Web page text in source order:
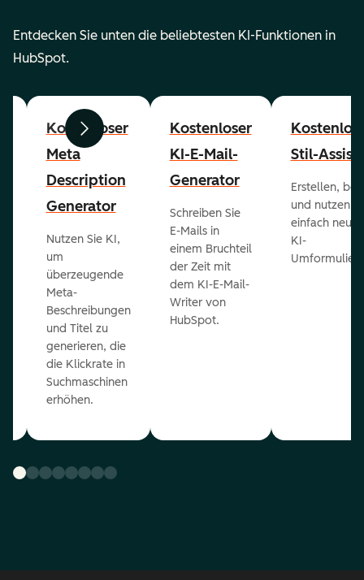
Entdecken Sie unten die beliebtesten KI-Funktionen in
HubSpot.
ZurückWeiter
Kostenloser
Meta
Description
Generator
Nutzen Sie KI,
um
überzeugende
Meta-
Beschreibungen
und Titel zu
generieren, die
die Klickrate in
Suchmaschinen
erhöhen.
Kostenloser
KI-E-Mail-
Generator
Schreiben Sie
E-Mails in
einem Bruchteil
der Zeit mit
dem KI-E-Mail-
Writer von
HubSpot.
Stil-
Erstellen,
und nutzen
einfach neu
KI-